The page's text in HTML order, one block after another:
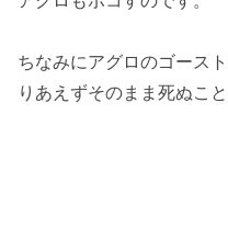
ちなみにアグロのゴース
りあえずそのまま死ぬこ